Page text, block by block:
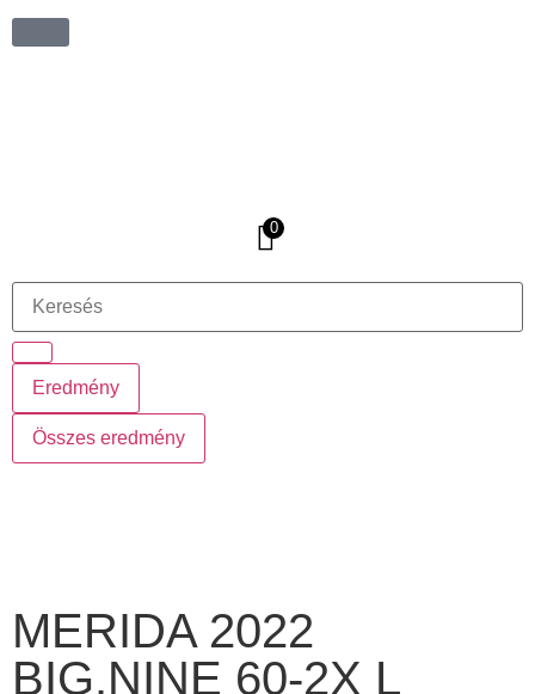
0
Eredmény
Összes eredmény
MERIDA 2022
BIG.NINE 60-2X L